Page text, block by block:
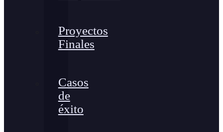
Proyectos
Finales
Casos
de
éxito